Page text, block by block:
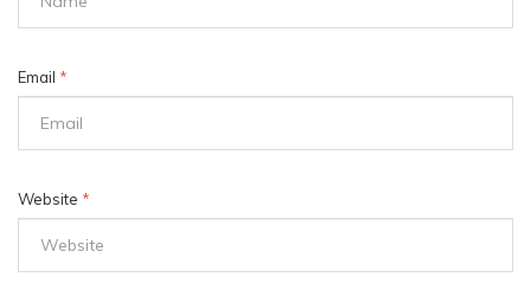
Email *
Website *